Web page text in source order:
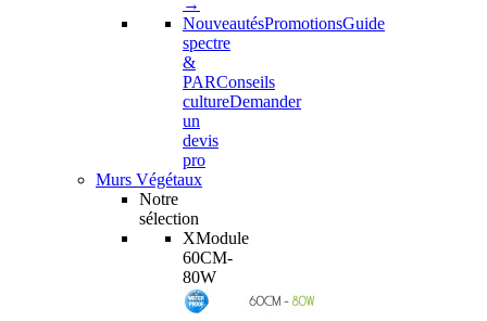
→
NouveautésPromotionsGuide
spectre
&
PARConseils
cultureDemander
un
devis
pro
Murs Végétaux
Notre
sélection
XModule
60CM-
80W